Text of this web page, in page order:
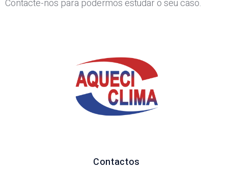
Contacte-nos para podermos estudar o seu caso.
Contactos